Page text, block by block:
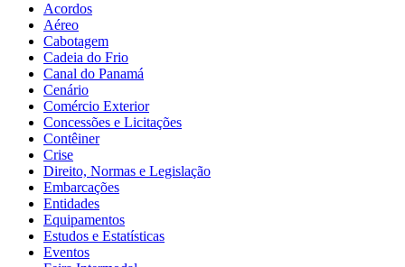
Acordos
Aéreo
Cabotagem
Cadeia do Frio
Canal do Panamá
Cenário
Comércio Exterior
Concessões e Licitações
Contêiner
Crise
Direito, Normas e Legislação
Embarcações
Entidades
Equipamentos
Estudos e Estatísticas
Eventos